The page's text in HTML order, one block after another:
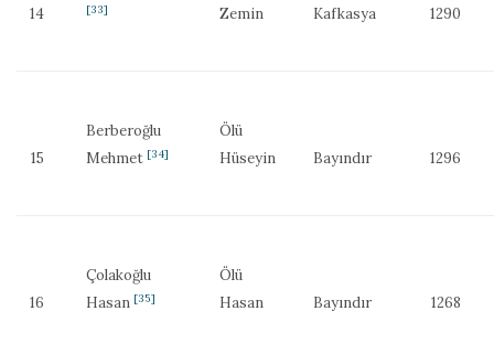
14 [33]
Zemin
Kafkasya 1290
15
Berberoğlu
Mehmet [34]
Ölü
Hüseyin
Bayındır 1296
16
Çolakoğlu
Hasan [35]
Ölü
Hasan
Bayındır 1268